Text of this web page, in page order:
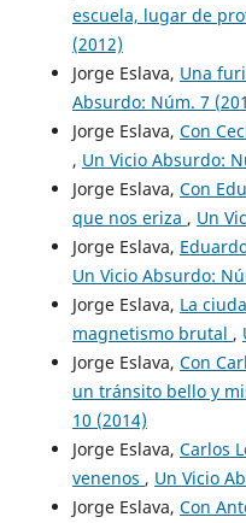
escuela, lugar de
(2012)
Jorge Eslava, Una
Absurdo: Núm. 7
Jorge Eslava, Con
, Un Vicio Absurdo:
Jorge Eslava, Con
que nos eriza , Un
Jorge Eslava,
Un Vicio Absurdo:
Jorge Eslava, La
magnetismo brutal ,
Jorge Eslava, Con
un tránsito bello y
10 (2014)
Jorge Eslava, Carlos
venenos , Un Vicio
Jorge Eslava, Con